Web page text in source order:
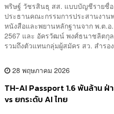
พริษฐ์ วัชรสินธุ สส. แบบบัญชีรายชื่
ประธานคณะกรรมการประสานงาน
หนังสือและพยานหลักฐานจาก พ.ต.อ
2567 และ อัครวัฒน์ พงศ์ธนาชลิตกุ
รวมถึงตัวแทนกลุ่มผู้สมัคร สว. สำร
28 พฤษภาคม 2026
TH-AI Passport 1.6 พันล้าน ฝ่
vs ยกระดับ AI ไทย